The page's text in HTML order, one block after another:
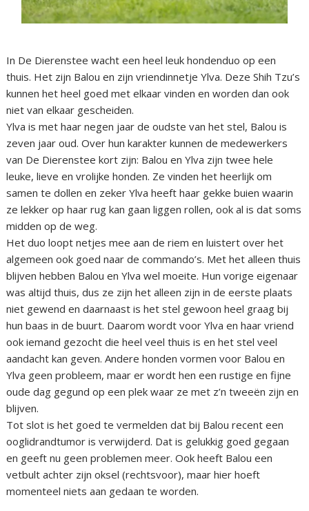
In De Dierenstee wacht een heel leuk hondenduo op een
thuis. Het zijn Balou en zijn vriendinnetje Ylva. Deze Shih Tzu’s
kunnen het heel goed met elkaar vinden en worden dan ook
niet van elkaar gescheiden.
Ylva is met haar negen jaar de oudste van het stel, Balou is
zeven jaar oud. Over hun karakter kunnen de medewerkers
van De Dierenstee kort zijn: Balou en Ylva zijn twee hele
leuke, lieve en vrolijke honden. Ze vinden het heerlijk om
samen te dollen en zeker Ylva heeft haar gekke buien waarin
ze lekker op haar rug kan gaan liggen rollen, ook al is dat soms
midden op de weg.
Het duo loopt netjes mee aan de riem en luistert over het
algemeen ook goed naar de commando’s. Met het alleen thuis
blijven hebben Balou en Ylva wel moeite. Hun vorige eigenaar
was altijd thuis, dus ze zijn het alleen zijn in de eerste plaats
niet gewend en daarnaast is het stel gewoon heel graag bij
hun baas in de buurt. Daarom wordt voor Ylva en haar vriend
ook iemand gezocht die heel veel thuis is en het stel veel
aandacht kan geven. Andere honden vormen voor Balou en
Ylva geen probleem, maar er wordt hen een rustige en fijne
oude dag gegund op een plek waar ze met z’n tweeën zijn en
blijven.
Tot slot is het goed te vermelden dat bij Balou recent een
ooglidrandtumor is verwijderd. Dat is gelukkig goed gegaan
en geeft nu geen problemen meer. Ook heeft Balou een
vetbult achter zijn oksel (rechtsvoor), maar hier hoeft
momenteel niets aan gedaan te worden.